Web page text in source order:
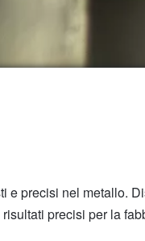
e precisi nel metallo.
precisi per la